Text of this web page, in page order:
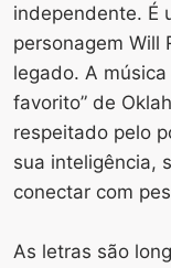
independente. É
personagem Will
legado. A
favorito” de
respeitado pelo
sua inteligência,
conectar com
As letras são